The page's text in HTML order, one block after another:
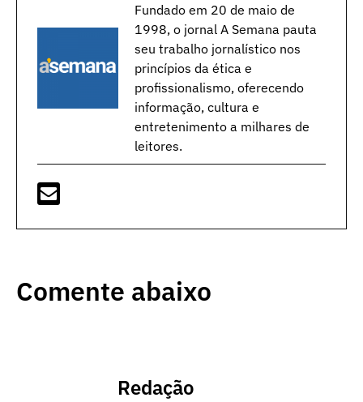
Fundado em 20 de maio de
1998, o jornal A Semana pauta
seu trabalho jornalístico nos
princípios da ética e
profissionalismo, oferecendo
informação, cultura e
entretenimento a milhares de
leitores.
Comente abaixo
Redação